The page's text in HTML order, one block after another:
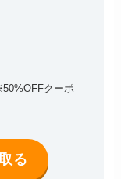
クーポ
る